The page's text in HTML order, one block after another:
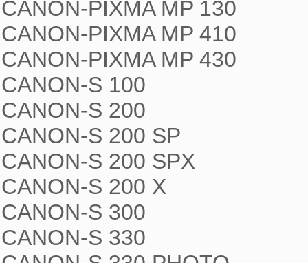
CANON-PIXMA MP 130
CANON-PIXMA MP 410
CANON-PIXMA MP 430
CANON-S 100
CANON-S 200
CANON-S 200 SP
CANON-S 200 SPX
CANON-S 200 X
CANON-S 300
CANON-S 330